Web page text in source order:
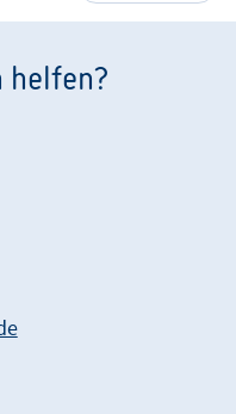
helfen?